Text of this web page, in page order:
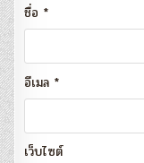
ชื่อ *
อีเมล *
เว็บไซต์